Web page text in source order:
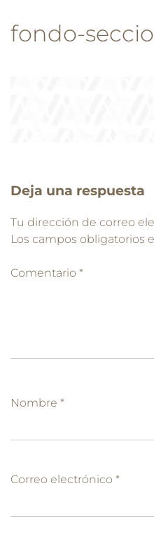
fondo-
Deja una respuesta
Tu dirección de correo
Los campos obligatorios
Comentario *
Nombre *
Correo electrónico *